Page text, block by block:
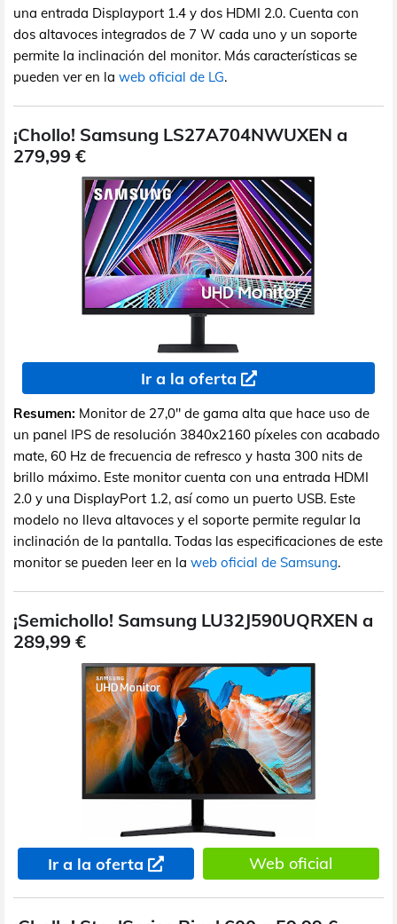
una entrada Displayport 1.4 y dos HDMI 2.0. Cuenta con
dos altavoces integrados de 7 W cada uno y un soporte
permite la inclinación del monitor. Más características se
pueden ver en la web oficial de LG.
¡Chollo! Samsung LS27A704NWUXEN a
279,99 €
Ir a la oferta
Resumen: Monitor de 27,0" de gama alta que hace uso de
un panel IPS de resolución 3840x2160 píxeles con acabado
mate, 60 Hz de frecuencia de refresco y hasta 300 nits de
brillo máximo. Este monitor cuenta con una entrada HDMI
2.0 y una DisplayPort 1.2, así como un puerto USB. Este
modelo no lleva altavoces y el soporte permite regular la
inclinación de la pantalla. Todas las especificaciones de este
monitor se pueden leer en la web oficial de Samsung.
¡Semichollo! Samsung LU32J590UQRXEN a
289,99 €
Ir a la oferta Web oficial